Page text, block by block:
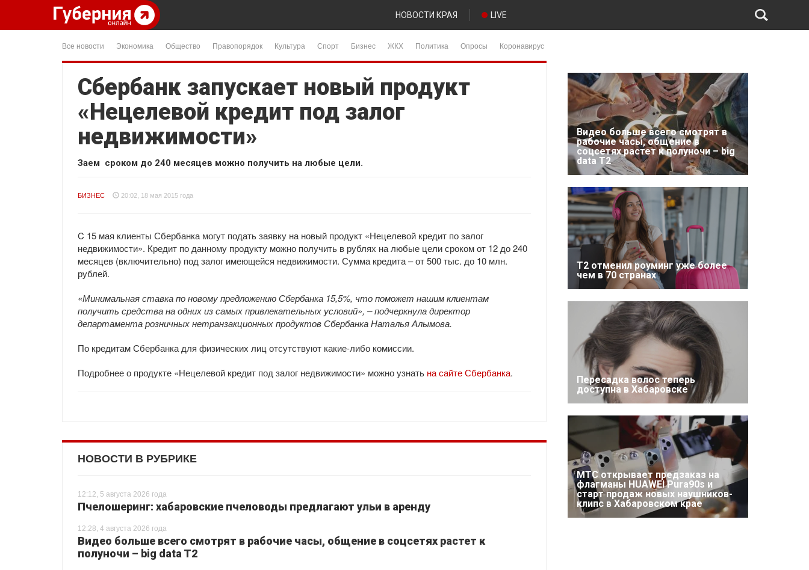
НОВОСТИ КРАЯ LIVE
Все новости Экономика Общество Правопорядок Культура Спорт Бизнес ЖКХ Политика Опросы Коронавирус
Сбербанк запускает новый продукт
«Нецелевой кредит под залог
недвижимости»
Заем сроком до 240 месяцев можно получить на любые цели.
БИЗНЕС 20:02, 18 мая 2015 года
C 15 мая клиенты Сбербанка могут подать заявку на новый продукт «Нецелевой кредит по залог
недвижимости». Кредит по данному продукту можно получить в рублях на любые цели сроком от 12 до 240
месяцев (включительно) под залог имеющейся недвижимости. Сумма кредита – от 500 тыс. до 10 млн.
рублей.
«Минимальная ставка по новому предложению Сбербанка 15,5%, что поможет нашим клиентам
получить средства на одних из самых привлекательных условий», – подчеркнула директор
департамента розничных нетранзакционных продуктов Сбербанка Наталья Алымова.
По кредитам Сбербанка для физических лиц отсутствуют какие-либо комиссии.
Подробнее о продукте «Нецелевой кредит под залог недвижимости» можно узнать на сайте Сбербанка.
НОВОСТИ В РУБРИКЕ
12:12, 5 августа 2026 года
Пчелошеринг: хабаровские пчеловоды предлагают ульи в аренду
12:28, 4 августа 2026 года
Видео больше всего смотрят в рабочие часы, общение в соцсетях растет к
полуночи – big data T2
Видео больше всего смотрят в
рабочие часы, общение в
соцсетях растет к полуночи – big
data T2
Т2 отменил роуминг уже более
чем в 70 странах
Пересадка волос теперь
доступна в Хабаровске
МТС открывает предзаказ на
флагманы HUAWEI Pura90s и
старт продаж новых наушников-
клипс в Хабаровском крае